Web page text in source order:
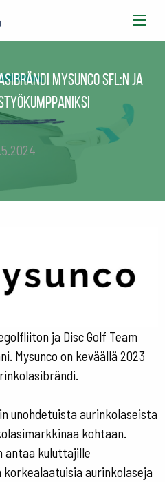
mysunco SFL:n ja
ja Disc Golf Team
Mysunco on keväällä 2023
unohdetuista aurinkolaseista
kohtaan.
antaa kuluttajille
aurinkolaseja